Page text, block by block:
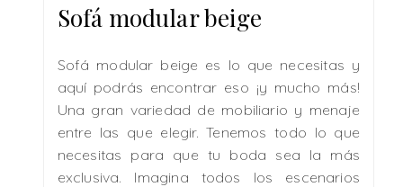
Sofá modular beige
Sofá modular beige es lo que necesitas y
aquí podrás encontrar eso ¡y mucho más!
Una gran variedad de mobiliario y menaje
entre las que elegir. Tenemos todo lo que
necesitas para que tu boda sea la más
exclusiva. Imagina todos los escenarios